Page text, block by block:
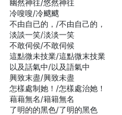
幽然神往/悠然神往
冷嗖嗖/冷颼颼
不由自已的，/不由自己的，
淡談一笑/淡淡一笑
不敢伺侯/不敢伺候
這點微未技業/這點微末技業
以及話氣中/以及語氣中
興致末盡/興致未盡
怎樣處制她！/怎樣處治她！
藉藉無名/籍籍無名
了明的的黑色/了明的黑色